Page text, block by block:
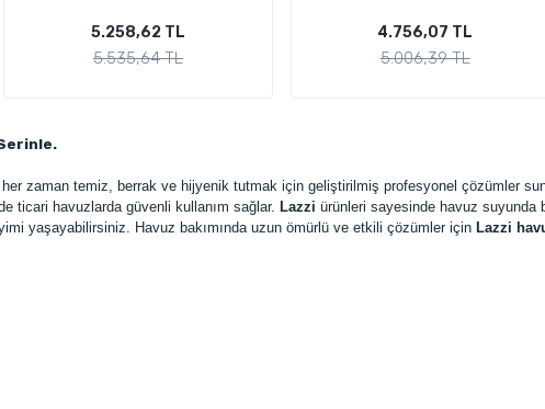
5.258,62 TL
5.535,64 TL
4.756,07 TL
5.006,39 TL
her zaman temiz, berrak ve hijyenik tutmak için geliştirilmiş profesyonel çözümler
ticari havuzlarda güvenli kullanım sağlar. Lazzi ürünleri sayesinde havuz
yaşayabilirsiniz. Havuz bakımında uzun ömürlü ve etkili çözümler için Lazzi